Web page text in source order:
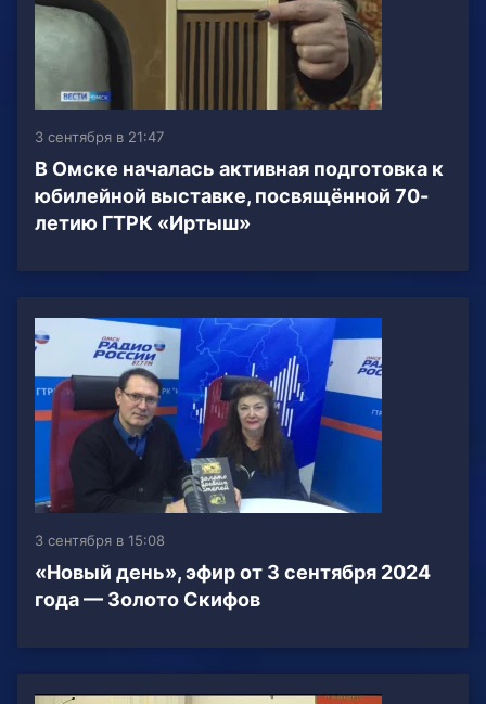
3 сентября в 21:47
В Омске началась активная подготовка к
юбилейной выставке, посвящённой 70-
летию ГТРК «Иртыш»
3 сентября в 15:08
«Новый день», эфир от 3 сентября 2024
года — Золото Скифов